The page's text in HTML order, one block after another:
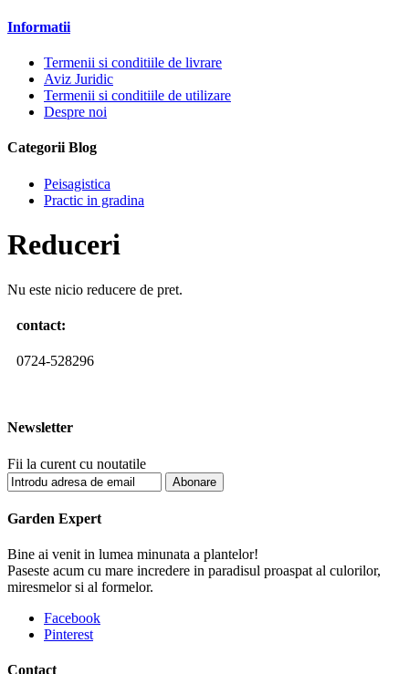
Informatii
Termenii si conditiile de livrare
Aviz Juridic
Termenii si conditiile de utilizare
Despre noi
Categorii Blog
Peisagistica
Practic in gradina
Reduceri
Nu este nicio reducere de pret.
contact:
0724-528296
Newsletter
Fii la curent cu noutatile
Garden Expert
Bine ai venit in lumea minunata a plantelor!
Paseste acum cu mare incredere in paradisul proaspat al culorilor,
miresmelor si al formelor.
Facebook
Pinterest
Contact